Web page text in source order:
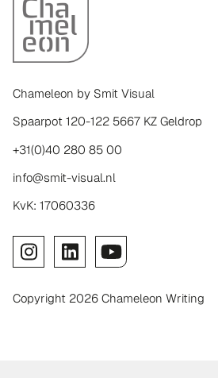
Chameleon by Smit Visual
Spaarpot 120-122 5667 KZ Geldrop
+31(0)40 280 85 00
info@smit-visual.nl
KvK: 17060336
Copyright 2026 Chameleon Writing